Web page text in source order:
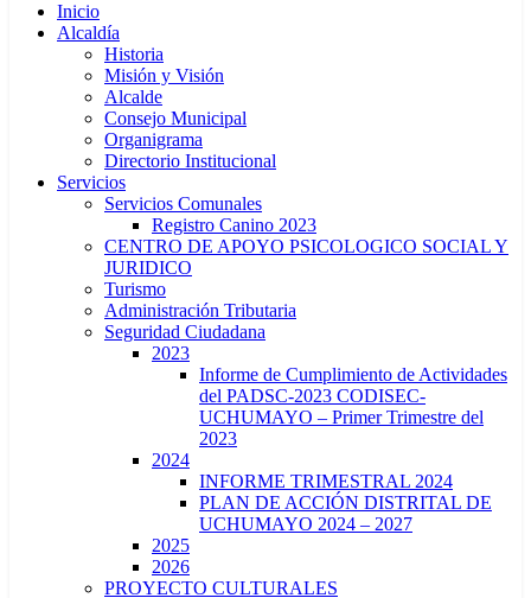
Inicio
Alcaldía
Historia
Misión y Visión
Alcalde
Consejo Municipal
Organigrama
Directorio Institucional
Servicios
Servicios Comunales
Registro Canino 2023
CENTRO DE APOYO PSICOLOGICO SOCIAL Y
JURIDICO
Turismo
Administración Tributaria
Seguridad Ciudadana
2023
Informe de Cumplimiento de Actividades
del PADSC-2023 CODISEC-
UCHUMAYO – Primer Trimestre del
2023
2024
INFORME TRIMESTRAL 2024
PLAN DE ACCIÓN DISTRITAL DE
UCHUMAYO 2024 – 2027
2025
2026
PROYECTO CULTURALES